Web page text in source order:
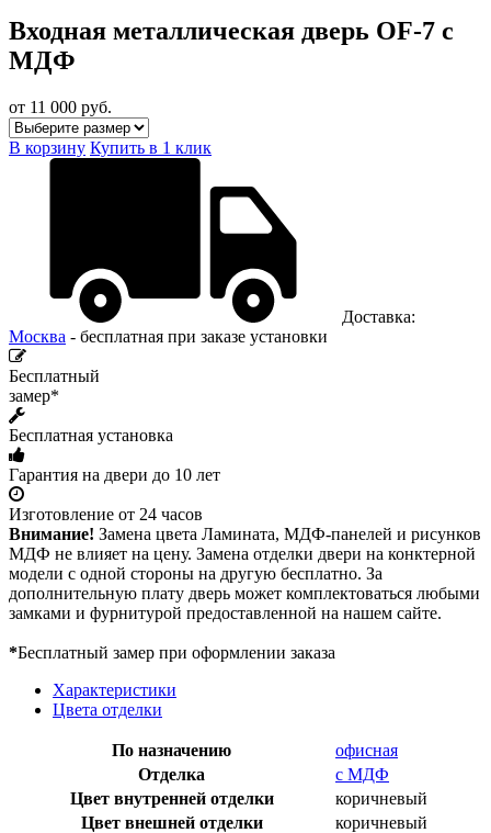
Входная металлическая дверь OF-7 с
МДФ
от 11 000 руб.
В корзину Купить в 1 клик
Доставка:
Москва - бесплатная при заказе установки
Бесплатный
замер*
Бесплатная установка
Гарантия на двери до 10 лет
Изготовление от 24 часов
Внимание! Замена цвета Ламината, МДФ-панелей и рисунков
МДФ не влияет на цену. Замена отделки двери на конктерной
модели с одной стороны на другую бесплатно. За
дополнительную плату дверь может комплектоваться любыми
замками и фурнитурой предоставленной на нашем сайте.
*Бесплатный замер при оформлении заказа
Характеристики
Цвета отделки
По назначению
офисная
Отделка
с МДФ
Цвет внутренней отделки
коричневый
Цвет внешней отделки
коричневый